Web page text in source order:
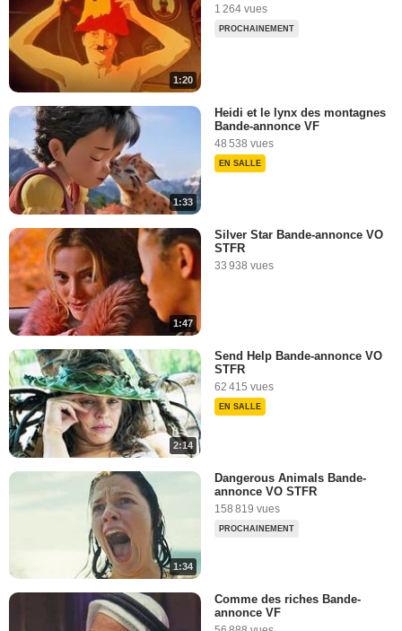
1:20
1 264 vues
PROCHAINEMENT
1:33
Heidi et le lynx des montagnes
Bande-annonce VF
48 538 vues
EN SALLE
1:47
Silver Star Bande-annonce VO
STFR
33 938 vues
2:14
Send Help Bande-annonce VO
STFR
62 415 vues
EN SALLE
1:34
Dangerous Animals Bande-
annonce VO STFR
158 819 vues
PROCHAINEMENT
Comme des riches Bande-
annonce VF